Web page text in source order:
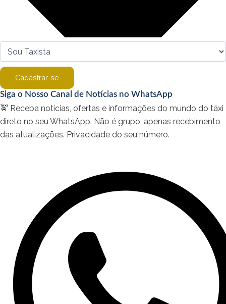
Cadastrar-se
Siga o Nosso Canal de Notícias no WhatsApp
🚖 Receba notícias, ofertas e informações do mundo do táxi
direto no seu WhatsApp. Não é grupo, apenas recebimento
das atualizações. Privacidade do seu número.